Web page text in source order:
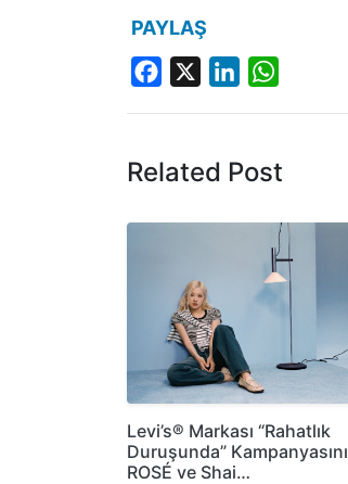
PAYLAŞ
Facebook LinkedIn
Related Post
Levi’s® Markası “Rahatlık
Duruşunda” Kampanyasını
ROSÉ ve Shai…